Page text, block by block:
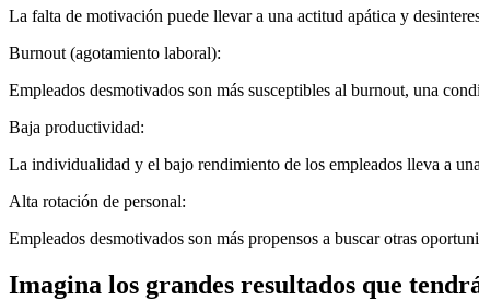
La falta de motivación puede llevar a una actitud apática y
Burnout (agotamiento laboral):
Empleados desmotivados son más susceptibles al burnout, una
Baja productividad:
La individualidad y el bajo rendimiento de los empleados lleva a
Alta rotación de personal:
Empleados desmotivados son más propensos a buscar otras
Imagina los grandes resultados que